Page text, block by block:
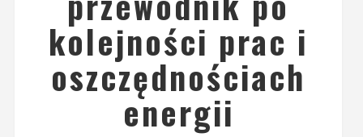
kolejności prac i
oszczędnościach
energii